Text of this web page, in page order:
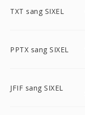
TXT sang SIXEL
PPTX sang SIXEL
JFIF sang SIXEL